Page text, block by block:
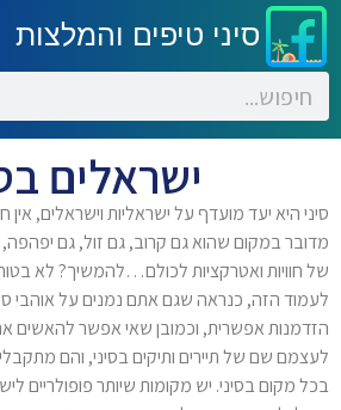
סיני טיפים והמלצות
ישראלים
סיני היא יעד מועדף על ישראליות וישראלים,
מדובר במקום שהוא גם קרוב, גם זול, גם
של חוויות ואטרקציות לכולם…להמשיך? לא
לעמוד הזה, כנראה שגם אתם נמנים על אוהבי
הזדמנות אפשרית, וכמובן שאי אפשר להאשים
לעצמם שם של תיירים ותיקים בסיני, והם
בכל מקום בסיני. יש מקומות שיותר פופולריים